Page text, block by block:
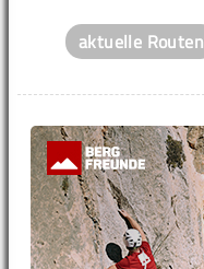
aktuelle Routen